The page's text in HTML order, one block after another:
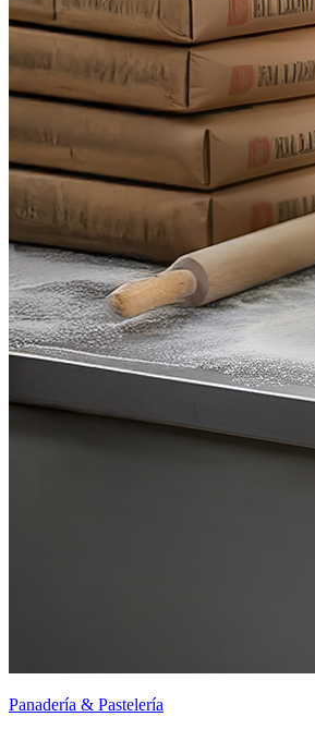
Panadería & Pastelería